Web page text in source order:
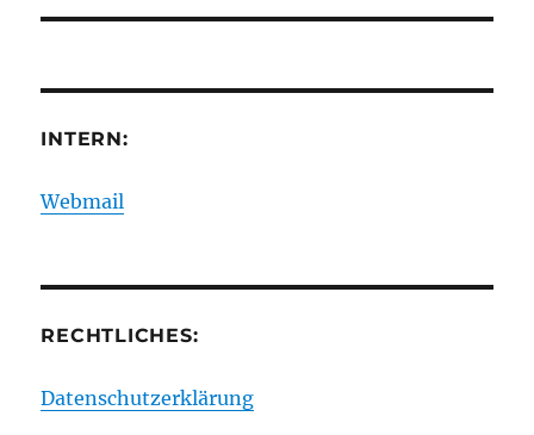
INTERN:
Webmail
RECHTLICHES:
Datenschutzerklärung